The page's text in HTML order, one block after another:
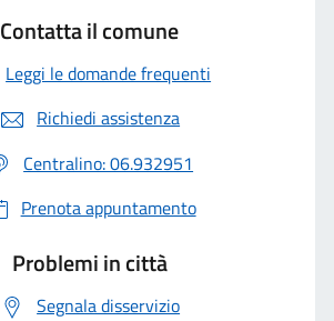
Contatta il comune
Leggi le domande frequenti
Richiedi assistenza
Centralino: 06.932951
Prenota appuntamento
Problemi in città
Segnala disservizio